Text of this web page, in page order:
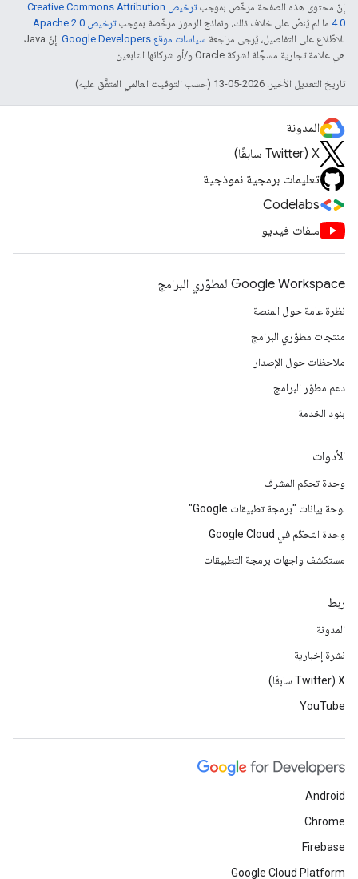
إنّ محتوى هذه الصفحة مرخّص بموجب
ترخيص Creative Commons Attribution
4.0‏ ما لم يُنصّ على خلاف ذلك، ونماذج الرموز مرخّصة بموجبترخيص Apache 2.0‏
.
للاطّلاع على التفاصيل، يُرجى مراجعة سياسات موقع Google Developers‏
. إنّ Java
هي علامة تجارية مسجَّلة لشركة Oracle و/أو شركائها التابعين.
تاريخ التعديل الأخير: 2026-05-13 (حسب التوقيت العالمي المتفَّق عليه)
المدونة
‫X ‏(Twitter سابقًا)
تعليمات برمجية نموذجية
Codelabs
ملفات فيديو
Google Workspace لمطوّري البرامج
نظرة عامة حول المنصة
منتجات مطوّري البرامج
ملاحظات حول الإصدار
دعم مطوّر البرامج
بنود الخدمة
الأدوات
وحدة تحكم المشرف
لوحة بيانات "برمجة تطبيقات Google"
وحدة التحكّم في Google Cloud
مستكشف واجهات برمجة التطبيقات
ربط
المدونة
نشرة إخبارية
‫X ‏(Twitter سابقًا)
YouTube
Android
Chrome
Firebase
Google Cloud Platform